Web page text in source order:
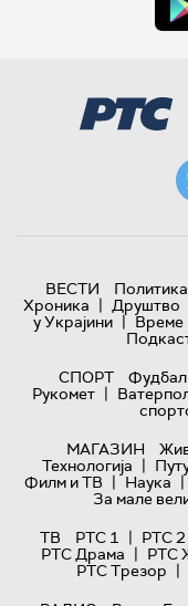
ВЕСТИ Политика
Хроника | Друштво
у Украјини | Време
СПОРТ
Фудбал
Рукомет |
МАГАЗИН
Технологијa |
Филм и ТВ | Наука |
За мале
ТВ
РТС 1 | РТС 2
РТС Драма | РТС
РТС Трезор |